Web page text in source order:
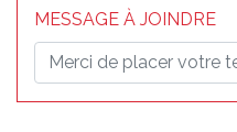
MESSAGE À JOINDRE